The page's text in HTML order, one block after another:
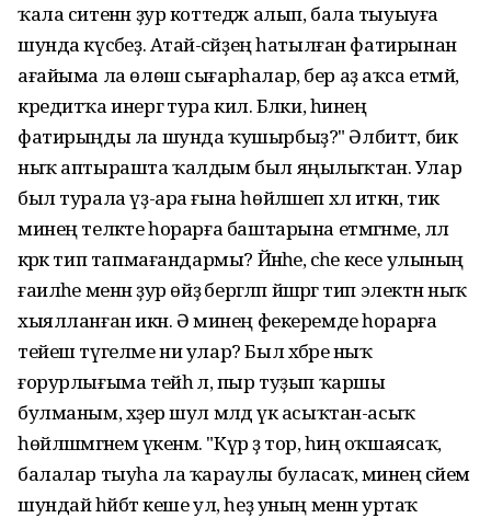
ҡала ситенән ҙур коттедж алып, бала тыуыуға
шунда күсәбеҙ. Атай-әсәйҙең һатылған фатирынан
ағайыма ла өлөш сығарһалар, бер аҙ аҡса етмәй,
кредитҡа инергә тура килә. Бәлки, һинең
фатирыңды ла шунда ҡушырбыҙ?" Әлбиттә, бик
ныҡ аптырашта ҡалдым был яңылыҡтан. Улар
был турала үҙ-ара ғына һөйләшеп хәл иткән, тик
минең теләкте һорарға баштарына етмәгәнме, әллә
кәрәк тип тапмағандармы? Йәнәһе, әсәһе кесе улының
ғаиләһе менән ҙур өйҙә бергәләп йәшәргә тип электән ныҡ
хыялланған икән. Ә минең фекеремде һорарға
тейеш түгелме ни улар? Был хәбәре ныҡ
ғорурлығыма тейһә лә, пыр туҙып ҡаршы
булманым, хәҙер шул мәлдә үк асыҡтан-асыҡ
һөйләшмәгәнемә үкенәм. "Күр ҙә тор, һиңә оҡшаясаҡ,
балалар тыуһа ла ҡараулы буласаҡ, минең әсәйем
шундай һәйбәт кеше ул, һеҙ уның менән уртаҡ